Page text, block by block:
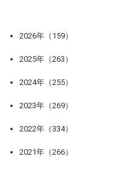
2026年（159）
2025年（263）
2024年（255）
2023年（269）
2022年（334）
2021年（266）